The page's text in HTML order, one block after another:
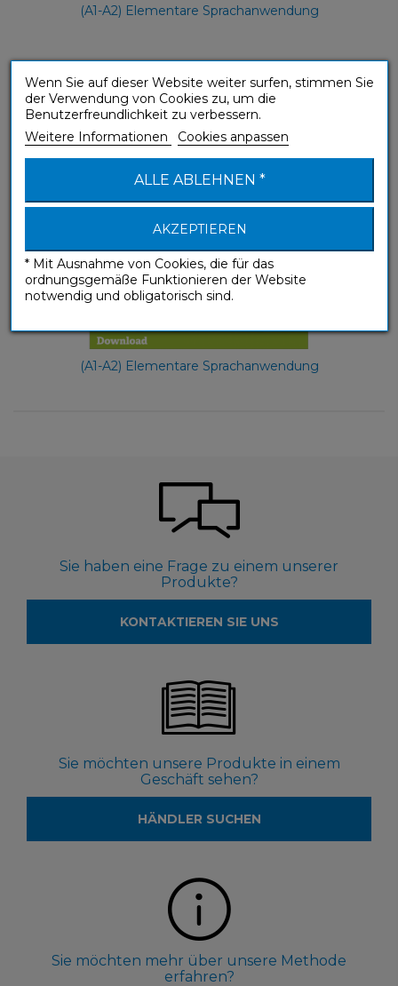
(A1-A2) Elementare Sprachanwendung
עברית (Hebrew mp3 download)
Ohne Mühe
(A1-A2) Elementare Sprachanwendung
Sie haben eine Frage zu einem unserer
Produkte?
KONTAKTIEREN SIE UNS
Sie möchten unsere Produkte in einem
Geschäft sehen?
HÄNDLER SUCHEN
Sie möchten mehr über unsere Methode
erfahren?
Wenn Sie auf dieser Website weiter surfen, stimmen Sie
der Verwendung von Cookies zu, um die
Benutzerfreundlichkeit zu verbessern.
Weitere Informationen
Cookies anpassen
ALLE ABLEHNEN *
AKZEPTIEREN
* Mit Ausnahme von Cookies, die für das
ordnungsgemäße Funktionieren der Website
notwendig und obligatorisch sind.